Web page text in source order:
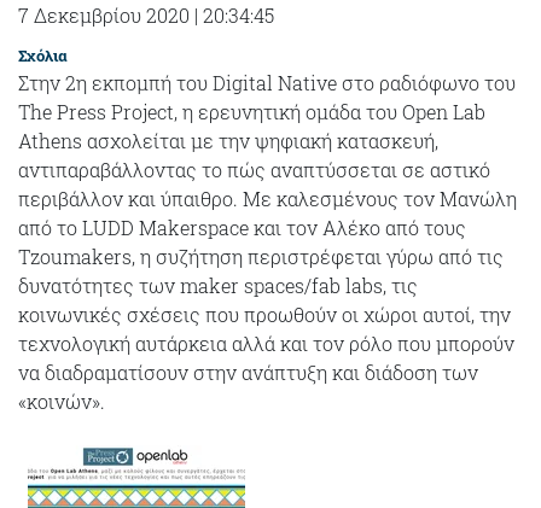
7 Δεκεμβρίου 2020 | 20:34:45
Σχόλια
Στην 2η εκπομπή του Digital Native στο ραδιόφωνο του
The Press Project, η ερευνητική ομάδα του Open Lab
Athens ασχολείται με την ψηφιακή κατασκευή,
αντιπαραβάλλοντας το πώς αναπτύσσεται σε αστικό
περιβάλλον και ύπαιθρο. Με καλεσμένους τον Μανώλη
από το LUDD Makerspace και τον Αλέκο από τους
Tzoumakers, η συζήτηση περιστρέφεται γύρω από τις
δυνατότητες των maker spaces/fab labs, τις
κοινωνικές σχέσεις που προωθούν οι χώροι αυτοί, την
τεχνολογική αυτάρκεια αλλά και τον ρόλο που μπορούν
να διαδραματίσουν στην ανάπτυξη και διάδοση των
«κοινών».